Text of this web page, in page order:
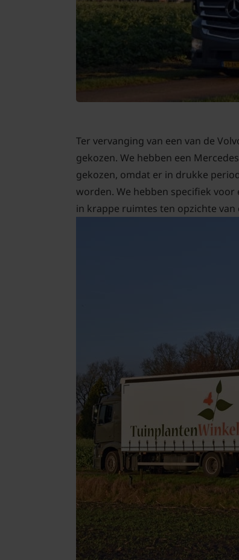
Bomen
Bloembollen
Tuinbenodigdheden
Bloempotten
Ter vervanging van een van de
gekozen. We hebben een
gekozen, omdat er in drukke
worden. We hebben specifiek
in krappe ruimtes ten opzichte van